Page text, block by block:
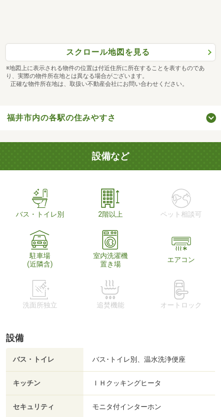
スクロール地図を見る
※地図上に表示される物件の位置は付近住所に所在することを表すものであ
り、実際の物件所在地とは異なる場合がございます。
正確な物件所在地は、取扱い不動産会社にお問い合わせください。
福井市内の各駅の住みやすさ
設備など
バス・トイレ別 2階以上 ペット相談可
駐車場
(近隣含)
室内洗濯機
置き場
エアコン
洗面所独立 追焚機能 オートロック
設備
バス・トイレ バス･トイレ別、温水洗浄便座
キッチン ＩＨクッキングヒータ
セキュリティ モニタ付インターホン